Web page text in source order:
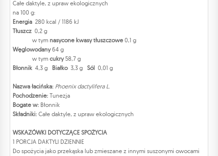
Całe daktyle, z upraw ekologicznych
na 100 g:
Energia 280 kcal / 1186 kJ
Tłuszcz 0,2 g
w tym nasycone kwasy tłuszczowe 0,1 g
Węglowodany64 g
w tym cukry58,7 g
Błonnik 4,3 g Białko3,3 g Sól 0,01 g
Nazwa łacińska: Phoenix dactylifera L.
Pochodzenie: Tunezja
Bogate w: Błonnik
Składniki: Całe daktyle, z upraw ekologicznych
WSKAZÓWKI DOTYCZĄCE SPOŻYCIA
1 PORCJA DAKTYLI DZIENNIE
Do spożycia jako przekąska lub zmieszane z innymi suszonymi owocami